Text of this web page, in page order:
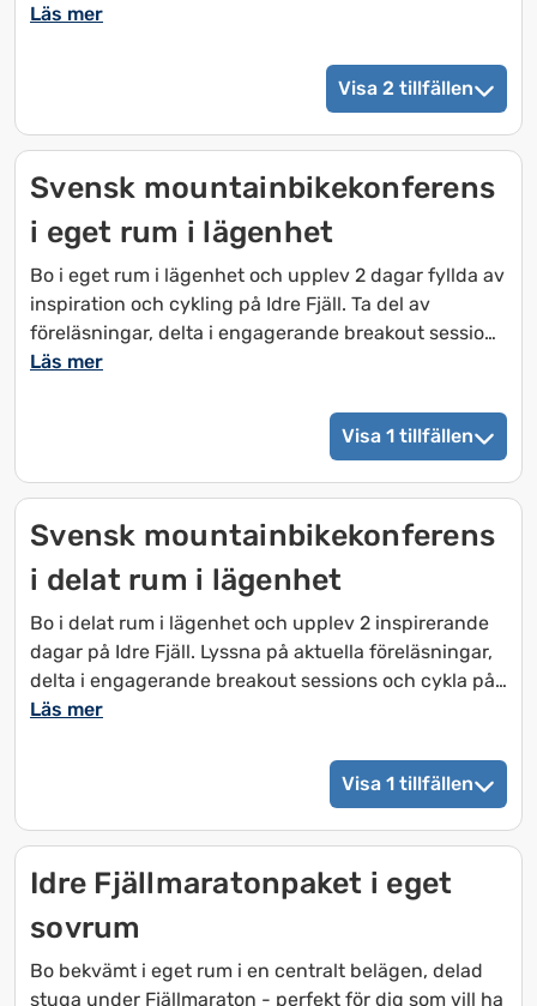
datum
Middag på torsdag, frukost, lunch och middag på
fredag, frukost och en extra stor buffé på lördag
samt frukost på söndag.
Fredag till söndag:
Middag fredag och lördag samt frukost lördag och
söndag. På lördagskvällen serveras en extra stor
buffé.
Har du bokat boende i samma bokning ligger
biljetterna i ditt ankomstkuvert. Annars kan du
Läs mer
Visa 2 tillfällen
Svensk mountainbikekonferens
i eget rum i lägenhet
Bo i eget rum i lägenhet och upplev 2 dagar fyllda av
inspiration och cykling på Idre Fjäll. Ta del av
föreläsningar, delta i engagerande breakout sessions
och ge dig ut på välbyggda leder med trailpass som
Paketet inkluderar 2 frukostar, 2 luncher, 1 middag
samt kaffe och fika under konferensen.
Villkor
Gäller 1-3 september 2026. Programmet startar med
frukost 2 september.
Läs mer
Visa 1 tillfällen
Svensk mountainbikekonferens
i delat rum i lägenhet
Bo i delat rum i lägenhet och upplev 2 inspirerande
dagar på Idre Fjäll. Lyssna på aktuella föreläsningar,
delta i engagerande breakout sessions och cykla på
välbyggda leder med trailpass som gäller båda
Paketet inkluderar 2 frukostar, 2 luncher, 1 middag
samt kaffe och fika under konferensen.
Villkor
frukost 2 september.
Läs mer
Visa 1 tillfällen
Idre Fjällmaratonpaket i eget
sovrum
Bo bekvämt i eget rum i en centralt belägen, delad
stuga under Fjällmaraton - perfekt för dig som vill ha